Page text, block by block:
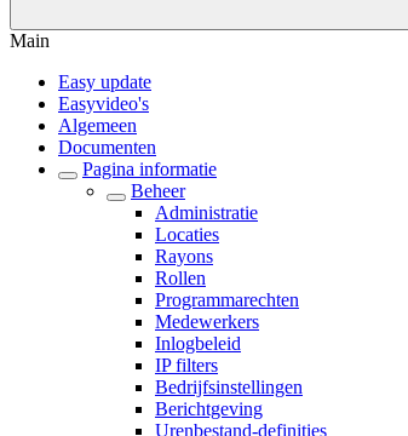
Main
Easy update
Easyvideo's
Algemeen
Documenten
Pagina informatie
Beheer
Administratie
Locaties
Rayons
Rollen
Programmarechten
Medewerkers
Inlogbeleid
IP filters
Bedrijfsinstellingen
Berichtgeving
Urenbestand-definities